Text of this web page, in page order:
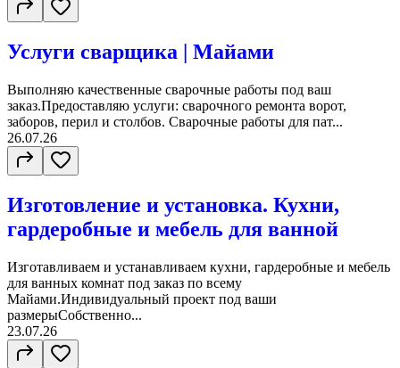
Услуги сварщика | Майами
Выполняю качественные сварочные работы под ваш
заказ.Предоставляю услуги: сварочного ремонта ворот,
заборов, перил и столбов. Сварочные работы для пат...
26.07.26
Изготовление и установка. Кухни,
гардеробные и мебель для ванной
Изготавливаем и устанавливаем кухни, гардеробные и мебель
для ванных комнат под заказ по всему
Майами.Индивидуальный проект под ваши
размерыСобственно...
23.07.26